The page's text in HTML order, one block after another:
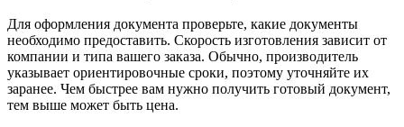
Для оформления документа проверьте, какие документы
необходимо предоставить. Скорость изготовления зависит от
компании и типа вашего заказа. Обычно, производитель
указывает ориентировочные сроки, поэтому уточняйте их
заранее. Чем быстрее вам нужно получить готовый документ,
тем выше может быть цена.